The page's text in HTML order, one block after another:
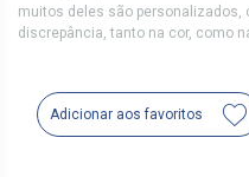
muitos deles são personalizados,
discrepância, tanto na cor, como
Adicionar aos favoritos